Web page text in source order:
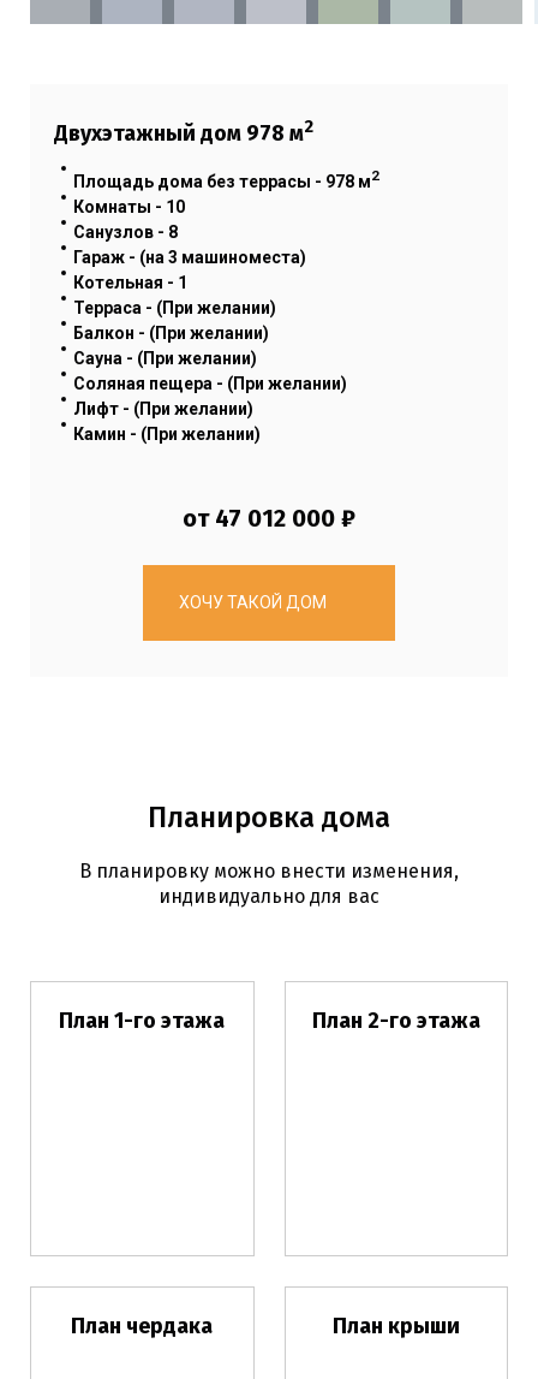
Двухэтажный дом 978 м2
Площадь дома без террасы - 978 м2
Комнаты - 10
Санузлов - 8
Гараж - (на 3 машиноместа)
Котельная - 1
Терраса - (При желании)
Балкон - (При желании)
Сауна - (При желании)
Соляная пещера - (При желании)
Лифт - (При желании)
Камин - (При желании)
от 47 012 000 ₽
ХОЧУ ТАКОЙ ДОМ
Планировка дома
В планировку можно внести изменения,
индивидуально для вас
План 1-го этажа План 2-го этажа
План чердака План крыши